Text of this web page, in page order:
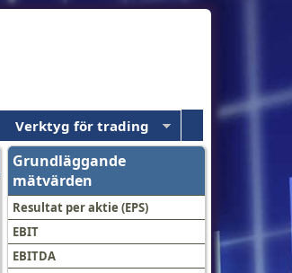
Verktyg för trading
Grundläggande
mätvärden
Resultat per aktie (EPS)
EBIT
EBITDA